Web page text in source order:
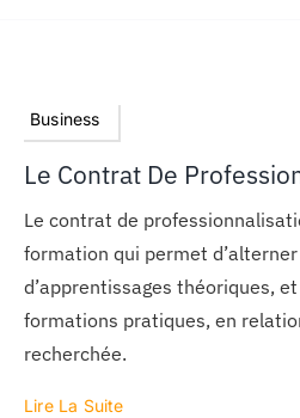
Business
Le Contrat De
Le contrat de
formation qui permet
d’apprentissages théoriques,
formations pratiques, en
recherchée.
Lire La Suite